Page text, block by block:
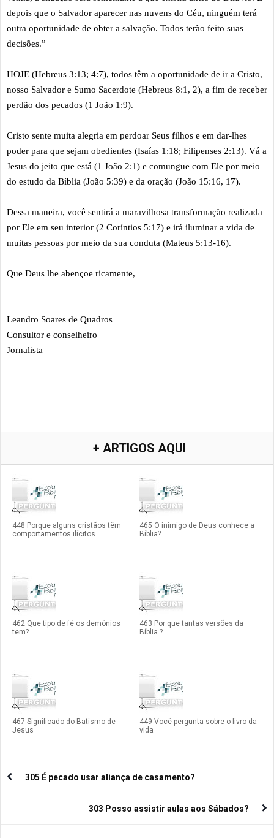
depois que o Salvador aparecer nas nuvens do Céu, ninguém terá
outra oportunidade de obter a salvação. Todos terão feito suas
decisões.”
HOJE (Hebreus 3:13; 4:7), todos têm a oportunidade de ir a Cristo,
nosso Salvador e Sumo Sacerdote (Hebreus 8:1, 2), a fim de receber
perdão dos pecados (1 João 1:9).
Cristo sente muita alegria em perdoar Seus filhos e em dar-lhes
poder para que sejam obedientes (Isaías 1:18; Filipenses 2:13). Vá a
Jesus do jeito que está (1 João 2:1) e comungue com Ele por meio
do estudo da Bíblia (João 5:39) e da oração (João 15:16, 17).
Dessa maneira, você sentirá a maravilhosa transformação realizada
por Ele em seu interior (2 Coríntios 5:17) e irá iluminar a vida de
muitas pessoas por meio da sua conduta (Mateus 5:13-16).
Que Deus lhe abençoe ricamente,
Leandro Soares de Quadros
Consultor e conselheiro
Jornalista
+ ARTIGOS AQUI
448 Porque alguns cristãos têm
comportamentos ilícitos
465 O inimigo de Deus conhece a
Bíblia?
462 Que tipo de fé os demônios
tem?
463 Por que tantas versões da
Bíblia ?
467 Significado do Batismo de
Jesus
449 Você pergunta sobre o livro da
vida
305 É pecado usar aliança de casamento?
303 Posso assistir aulas aos Sábados?